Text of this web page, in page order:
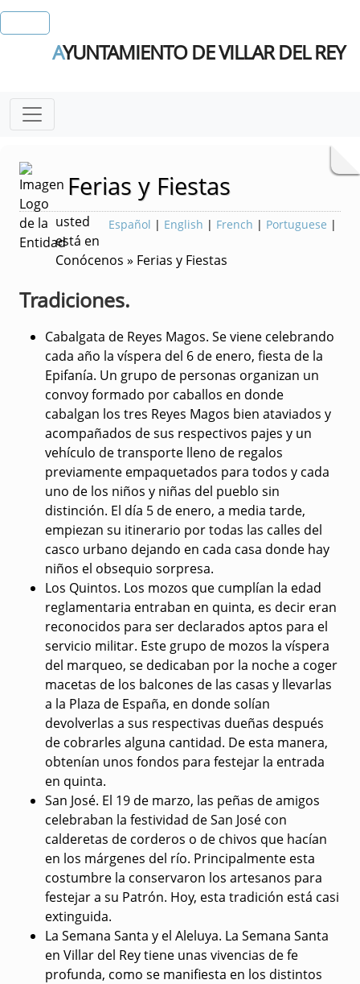
AYUNTAMIENTO DE VILLAR DEL REY
Ferias y Fiestas
Español | English | French | Portuguese |
usted
está en
Conócenos » Ferias y Fiestas
Tradiciones.
Cabalgata de Reyes Magos. Se viene celebrando
cada año la víspera del 6 de enero, fiesta de la
Epifanía. Un grupo de personas organizan un
convoy formado por caballos en donde
cabalgan los tres Reyes Magos bien ataviados y
acompañados de sus respectivos pajes y un
vehículo de transporte lleno de regalos
previamente empaquetados para todos y cada
uno de los niños y niñas del pueblo sin
distinción. El día 5 de enero, a media tarde,
empiezan su itinerario por todas las calles del
casco urbano dejando en cada casa donde hay
niños el obsequio sorpresa.
Los Quintos. Los mozos que cumplían la edad
reglamentaria entraban en quinta, es decir eran
reconocidos para ser declarados aptos para el
servicio militar. Este grupo de mozos la víspera
del marqueo, se dedicaban por la noche a coger
macetas de los balcones de las casas y llevarlas
a la Plaza de España, en donde solían
devolverlas a sus respectivas dueñas después
de cobrarles alguna cantidad. De esta manera,
obtenían unos fondos para festejar la entrada
en quinta.
San José. El 19 de marzo, las peñas de amigos
celebraban la festividad de San José con
calderetas de corderos o de chivos que hacían
en los márgenes del río. Principalmente esta
costumbre la conservaron los artesanos para
festejar a su Patrón. Hoy, esta tradición está casi
extinguida.
La Semana Santa y el Aleluya. La Semana Santa
en Villar del Rey tiene unas vivencias de fe
profunda, como se manifiesta en los distintos